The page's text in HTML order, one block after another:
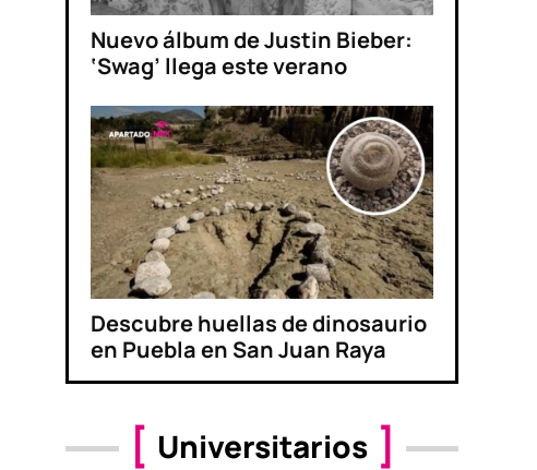
Nuevo álbum de Justin Bieber:
‘Swag’ llega este verano
Descubre huellas de dinosaurio
en Puebla en San Juan Raya
Universitarios